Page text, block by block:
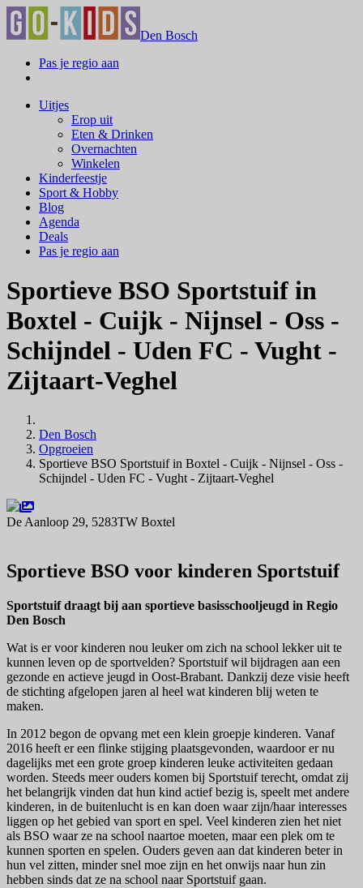
Den Bosch
Pas je regio aan
Uitjes
Erop uit
Eten & Drinken
Overnachten
Winkelen
Kinderfeestje
Sport & Hobby
Blog
Agenda
Deals
Pas je regio aan
Sportieve BSO Sportstuif in
Boxtel - Cuijk - Nijnsel - Oss -
Schijndel - Uden FC - Vught -
Zijtaart-Veghel
Den Bosch
Opgroeien
Sportieve BSO Sportstuif in Boxtel - Cuijk - Nijnsel - Oss -
Schijndel - Uden FC - Vught - Zijtaart-Veghel
De Aanloop 29, 5283TW Boxtel
Sportieve BSO voor kinderen Sportstuif
Sportstuif draagt bij aan sportieve basisschooljeugd in Regio
Den Bosch
Wat is er voor kinderen nou leuker om zich na school lekker uit te
kunnen leven op de sportvelden? Sportstuif wil bijdragen aan een
gezonde en actieve jeugd in Oost-Brabant. Dankzij deze visie heeft
de stichting afgelopen jaren al heel wat kinderen blij weten te
maken.
In 2012 begon de opvang met een klein groepje kinderen. Vanaf
2016 heeft er een flinke stijging plaatsgevonden, waardoor er nu
dagelijks met een grote groep kinderen leuke activiteiten gedaan
worden. Steeds meer ouders komen bij Sportstuif terecht, omdat zij
het belangrijk vinden dat hun kind actief bezig is, speelt met andere
kinderen, in de buitenlucht is en kan doen waar zijn/haar interesses
liggen op het gebied van sport en spel. Veel kinderen zien het niet
als BSO waar ze na school naartoe moeten, maar een plek om te
kunnen sporten en spelen. Ouders geven aan dat kinderen beter in
hun vel zitten, minder snel moe zijn en het onwijs naar hun zin
hebben sinds dat ze na school naar Sportstuif gaan.